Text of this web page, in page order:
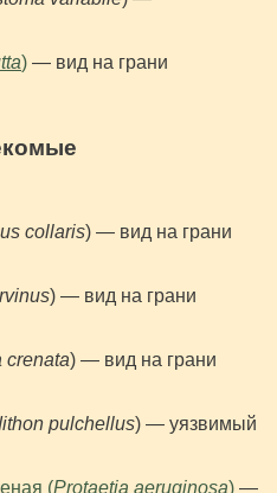
) — вид на грани
collaris) — вид на грани
) — вид на грани
crenata) — вид на грани
pulchellus) — уязвимый
(Protaetia aeruginosa) —